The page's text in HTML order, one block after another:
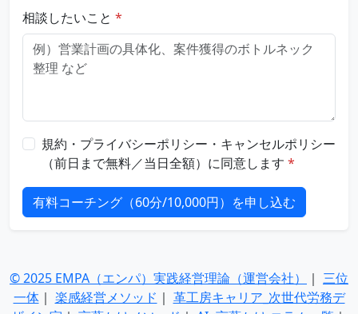
相談したいこと
規約・プライバシーポリシー・キャンセルポリシー
（前日まで無料／当日全額）に同意します
有料コーチング（60分/10,000円）を申し込む
© 2025 EMPA（エンパ）実践経営理論（運営会社） ｜ 三位
一体｜ 楽感経営メソッド ｜ 革工房キャリア_次世代労務デ